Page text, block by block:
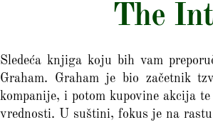
The
Sledeća knjiga koju bih vam
Graham. Graham je bio začetnik
kompanije, i potom kupovine akcija
vrednosti. U suštini, fokus je na